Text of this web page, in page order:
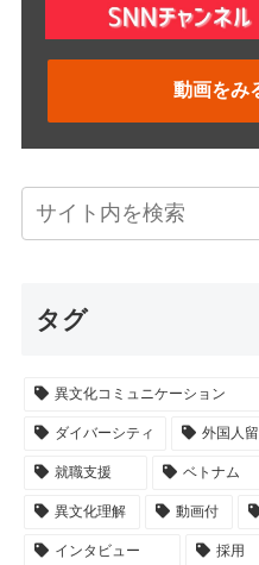
動画をみ
タグ
異文化コミュニケーション
ダイバーシティ 外国人
就職支援 ベトナム
異文化理解 動画付
インタビュー 採用